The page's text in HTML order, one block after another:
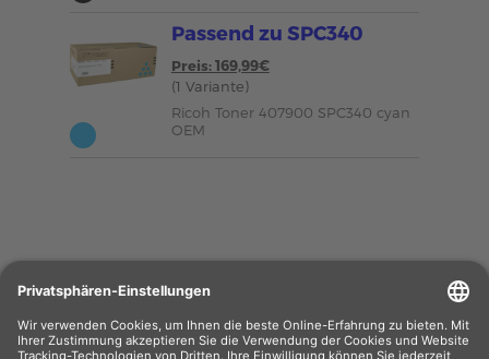
Passend zu SPC340
Preis: 169,99€
(1 Variante)
Ricoh Toner 407900 SPC340 cyan
OEM